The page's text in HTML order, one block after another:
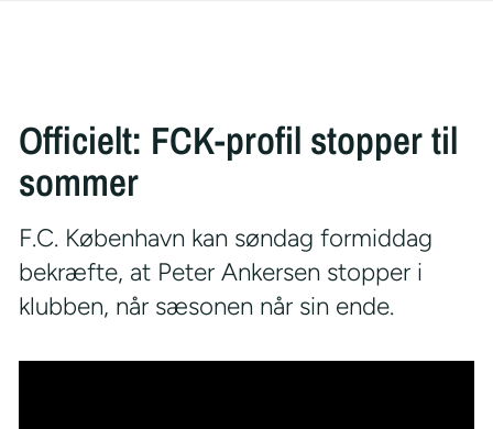
Officielt: FCK-profil stopper til
sommer
F.C. København kan søndag formiddag
bekræfte, at Peter Ankersen stopper i
klubben, når sæsonen når sin ende.